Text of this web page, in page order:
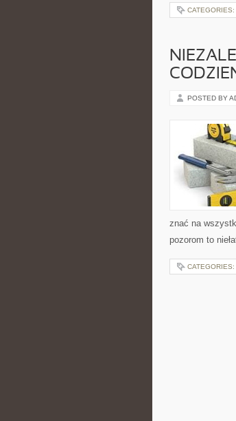
CATEGORIES:
POSTED BY
znać na
pozorom to
CATEGORIES: